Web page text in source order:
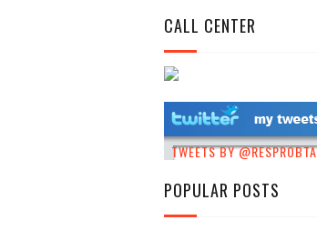
CALL CENTER
TWEETS BY @RESPROBTA
POPULAR POSTS